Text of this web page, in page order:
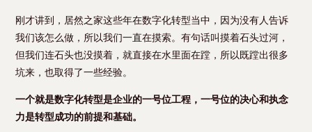
刚才讲到，居然之家这些年在数字化转型当中，因为没有人告诉
我们该怎么做，所以我们一直在摸索。有句话叫摸着石头过河，
但我们连石头也没摸着，就直接在水里面在蹚，所以既蹚出很多
坑来，也取得了一些经验。
一个就是数字化转型是企业的一号位工程，一号位的决心和执念
力是转型成功的前提和基础。